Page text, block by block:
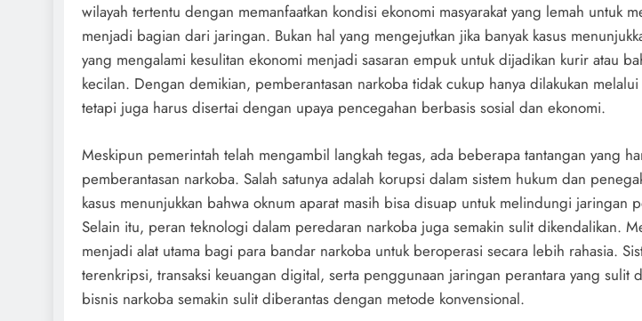
wilayah tertentu dengan memanfaatkan kondisi ekonomi masyarakat yang lemah untuk
menjadi bagian dari jaringan. Bukan hal yang mengejutkan jika banyak kasus
yang mengalami kesulitan ekonomi menjadi sasaran empuk untuk dijadikan kurir atau
kecilan. Dengan demikian, pemberantasan narkoba tidak cukup hanya dilakukan
tetapi juga harus disertai dengan upaya pencegahan berbasis sosial dan ekonomi.
Meskipun pemerintah telah mengambil langkah tegas, ada beberapa tantangan yang
pemberantasan narkoba. Salah satunya adalah korupsi dalam sistem hukum dan
kasus menunjukkan bahwa oknum aparat masih bisa disuap untuk melindungi jaringan
Selain itu, peran teknologi dalam peredaran narkoba juga semakin sulit dikendalikan.
menjadi alat utama bagi para bandar narkoba untuk beroperasi secara lebih rahasia.
terenkripsi, transaksi keuangan digital, serta penggunaan jaringan perantara yang sulit
bisnis narkoba semakin sulit diberantas dengan metode konvensional.